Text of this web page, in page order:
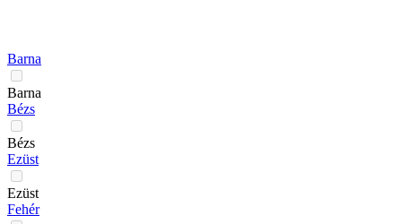
Barna
Barna
Bézs
Bézs
Ezüst
Ezüst
Fehér